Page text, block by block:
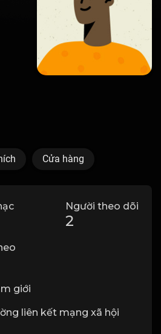
Cửa hàng
Người theo dõi
2
giới
liên kết mạng xã hội